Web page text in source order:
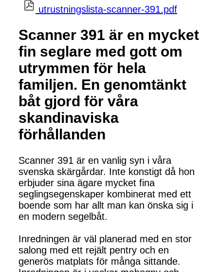
utrustningslista-scanner-391.pdf
Scanner 391 är en mycket
fin seglare med gott om
utrymmen för hela
familjen. En genomtänkt
båt gjord för våra
skandinaviska
förhållanden
Scanner 391 är en vanlig syn i våra
svenska skärgårdar. Inte konstigt då hon
erbjuder sina ägare mycket fina
seglingsegenskaper kombinerat med ett
boende som har allt man kan önska sig i
en modern segelbåt.
Inredningen är väl planerad med en stor
salong med ett rejält pentry och en
generös matplats för många sittande.